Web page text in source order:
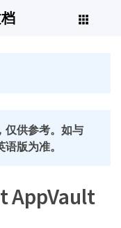
仅供参考。如与
版为准。
AppVault